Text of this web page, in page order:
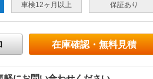
車検12ヶ月以上 保証あり
在庫確認・無料見積